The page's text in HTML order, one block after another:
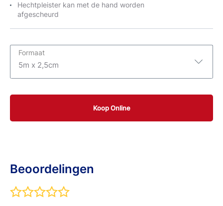
Hechtpleister kan met de hand worden
afgescheurd
Formaat
5m x 2,5cm
Koop Online
Beoordelingen